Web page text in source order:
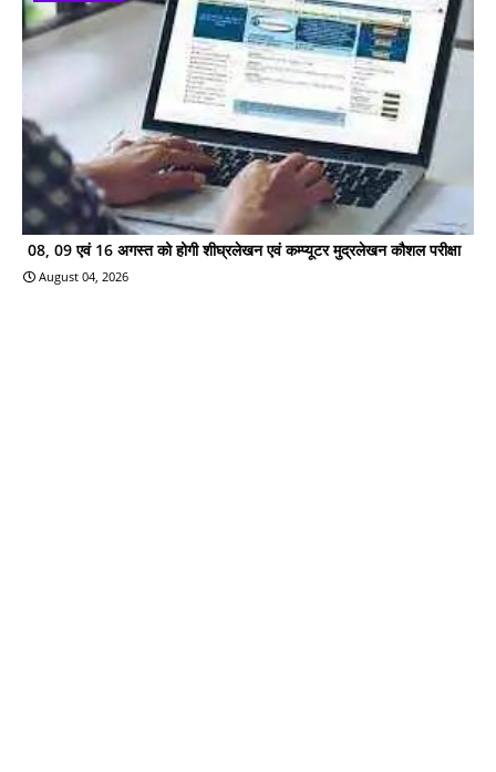
08, 09 एवं 16 अगस्त को होगी शीघ्रलेखन एवं कम्प्यूटर मुद्रलेखन कौशल परीक्षा
August 04, 2026